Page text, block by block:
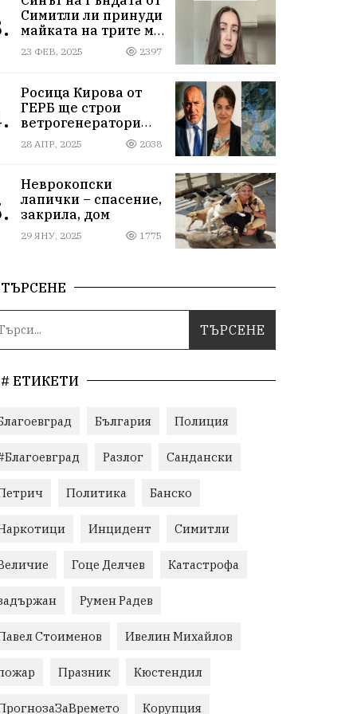
Симитли ли принуди
майката на трите му
деца да се самоубие?
Къде са
23 ФЕВ, 2025 2397
Росица Кирова от
ГЕРБ ще строи
ветрогенератори
върху пасища в
Осоговската планина
28 АПР, 2025 2038
Неврокопски
лапички – спасение,
закрила, дом
29 ЯНУ, 2025 1775
ТЪРСЕНЕ
# ЕТИКЕТИ
България Полиция
Разлог Сандански
Политика Банско
Инцидент Симитли
Гоце Делчев Катастрофа
Румен Радев
Стоименов Ивелин Михайлов
Празник Кюстендил
Корупция